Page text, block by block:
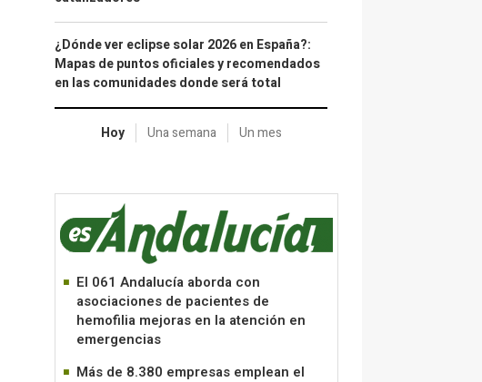
¿Dónde ver eclipse solar 2026 en España?:
Mapas de puntos oficiales y recomendados
en las comunidades donde será total
Hoy Una semana Un mes
El 061 Andalucía aborda con
asociaciones de pacientes de
hemofilia mejoras en la atención en
emergencias
Más de 8.380 empresas emplean el